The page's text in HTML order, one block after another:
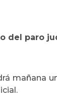
del paro
mañana